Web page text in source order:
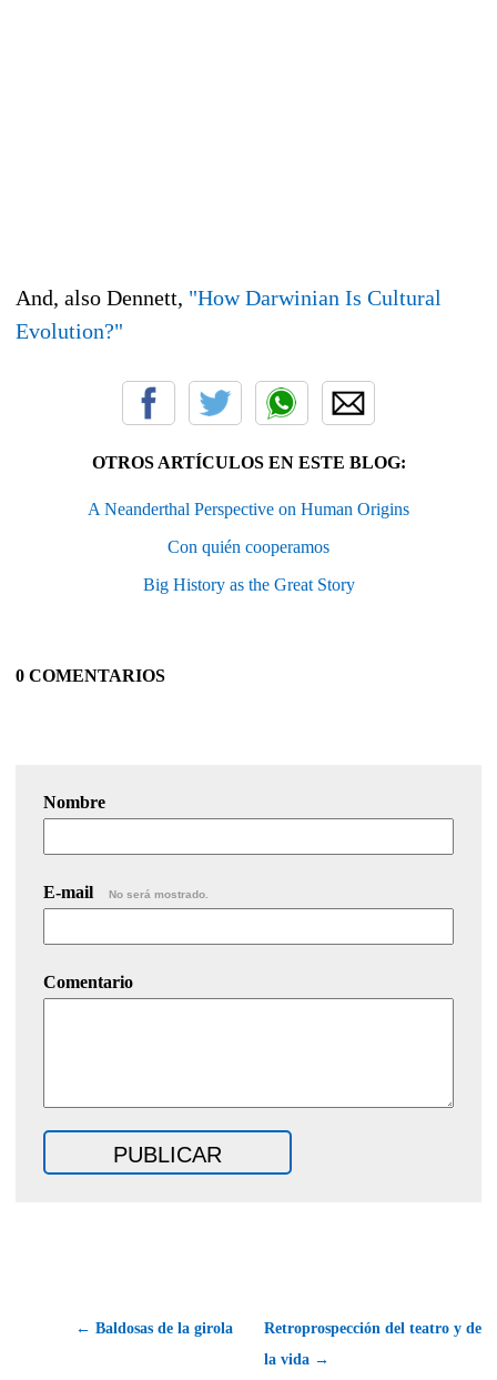
And, also Dennett, "How Darwinian Is Cultural
Evolution?"
OTROS ARTÍCULOS EN ESTE BLOG:
A Neanderthal Perspective on Human Origins
Con quién cooperamos
Big History as the Great Story
0 COMENTARIOS
Nombre
E-mail No será mostrado.
Comentario
← Baldosas de la girola
Retroprospección del teatro y de
la vida →